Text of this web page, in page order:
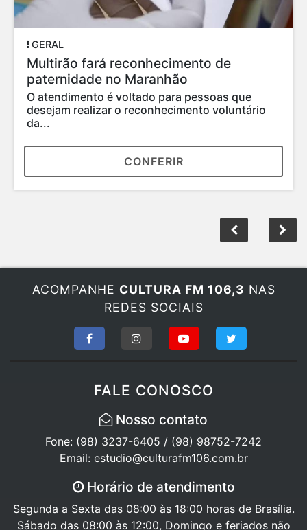
INTERIOR DO MARANHÃO
Carro colide com animais soltos e fica
destruído na MA-211
De acordo com moradores da região, a
presença de animais soltos na rodovia é
frequente
CONFERIR
ACOMPANHE CULTURA FM 106,3 NAS
REDES SOCIAIS
FALE CONOSCO
Nosso contato
Fone: (98) 3237-6405 / (98) 98752-7242
Email: estudio@culturafm106.com.br
Horário de atendimento
Segunda a Sexta das 08:00 às 18:00 horas de Brasília.
Sábado das 08:00 às 12:00, Domingo e feriados não